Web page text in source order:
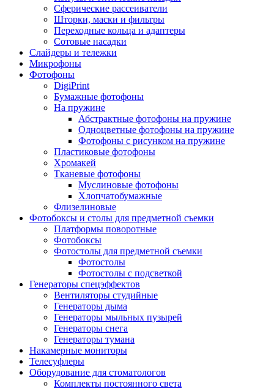
Сферические рассеиватели
Шторки, маски и фильтры
Переходные кольца и адаптеры
Сотовые насадки
Слайдеры и тележки
Микрофоны
Фотофоны
DigiPrint
Бумажные фотофоны
На пружине
Абстрактные фотофоны на пружине
Одноцветные фотофоны на пружине
Фотофоны с рисунком на пружине
Пластиковые фотофоны
Хромакей
Тканевые фотофоны
Муслиновые фотофоны
Хлопчатобумажные
Флизелиновые
Фотобоксы и столы для предметной съемки
Платформы поворотные
Фотобоксы
Фотостолы для предметной съемки
Фотостолы
Фотостолы с подсветкой
Генераторы спецэффектов
Вентиляторы студийные
Генераторы дыма
Генераторы мыльных пузырей
Генераторы снега
Генераторы тумана
Накамерные мониторы
Телесуфлеры
Оборудование для стоматологов
Комплекты постоянного света